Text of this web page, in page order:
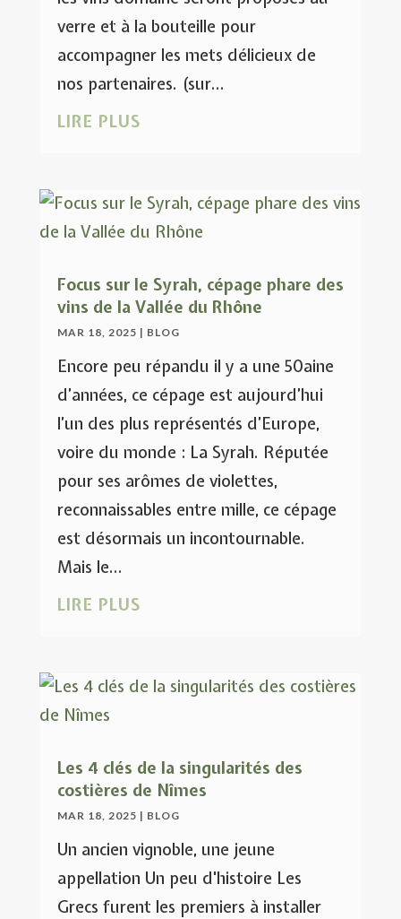
verre et à la bouteille pour
accompagner les mets délicieux de
nos partenaires. (sur...
LIRE PLUS
Focus sur le Syrah, cépage phare des
vins de la Vallée du Rhône
MAR 18, 2025 | BLOG
Encore peu répandu il y a une 50aine
d’années, ce cépage est aujourd’hui
l’un des plus représentés d’Europe,
voire du monde : La Syrah. Réputée
pour ses arômes de violettes,
reconnaissables entre mille, ce cépage
est désormais un incontournable.
Mais le...
LIRE PLUS
Les 4 clés de la singularités des
costières de Nîmes
MAR 18, 2025 | BLOG
Un ancien vignoble, une jeune
appellation Un peu d'histoire Les
Grecs furent les premiers à installer